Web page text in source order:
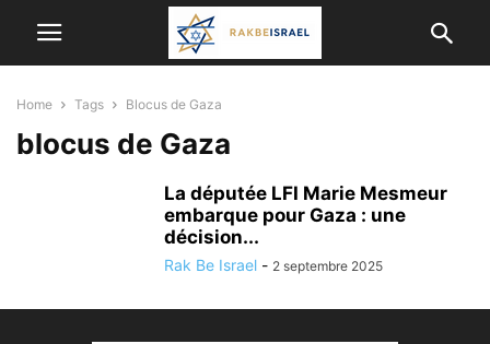
Home Tags Blocus de Gaza
blocus de Gaza
La députée LFI Marie Mesmeur
embarque pour Gaza : une
décision...
Rak Be Israel - 2 septembre 2025